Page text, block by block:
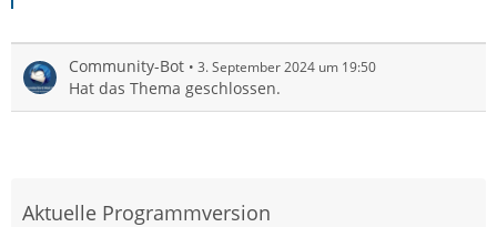
Community-Bot 3. September 2024 um 19:50
Hat das Thema geschlossen.
Aktuelle Programmversion